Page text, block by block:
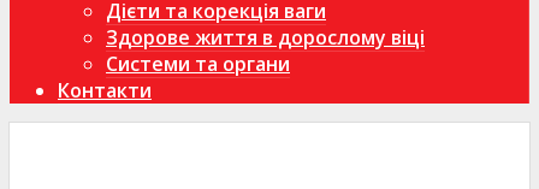
Дієти та корекція ваги
Здорове життя в дорослому віці
Системи та органи
Контакти